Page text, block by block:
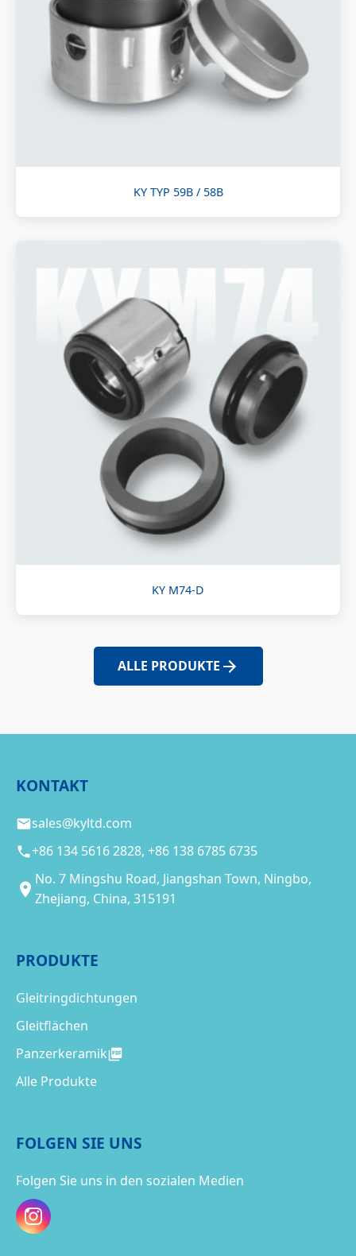
KY TYP 59B / 58B
KY M74-D
ALLE PRODUKTE
KONTAKT
sales@kyltd.com
+86 134 5616 2828, +86 138 6785 6735
No. 7 Mingshu Road, Jiangshan Town, Ningbo,
Zhejiang, China, 315191
PRODUKTE
Gleitringdichtungen
Gleitflächen
Panzerkeramik
Alle Produkte
FOLGEN SIE UNS
Folgen Sie uns in den sozialen Medien